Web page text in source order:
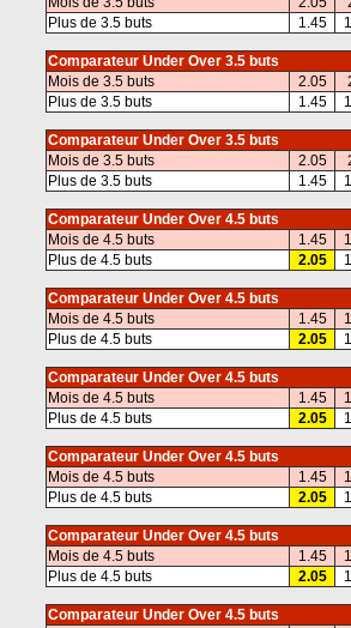
Plus de 3.5 buts
1.45
Comparateur Under Over 3.5 buts
Mois de 3.5 buts
2.05
Plus de 3.5 buts
1.45
Comparateur Under Over 3.5 buts
Mois de 3.5 buts
2.05
Plus de 3.5 buts
1.45
Comparateur Under Over 4.5 buts
Mois de 4.5 buts
1.45
Plus de 4.5 buts
2.05
Comparateur Under Over 4.5 buts
Mois de 4.5 buts
1.45
Plus de 4.5 buts
2.05
Comparateur Under Over 4.5 buts
Mois de 4.5 buts
1.45
Plus de 4.5 buts
2.05
Comparateur Under Over 4.5 buts
Mois de 4.5 buts
1.45
Plus de 4.5 buts
2.05
Comparateur Under Over 4.5 buts
Mois de 4.5 buts
1.45
Plus de 4.5 buts
2.05
Comparateur Under Over 4.5 buts